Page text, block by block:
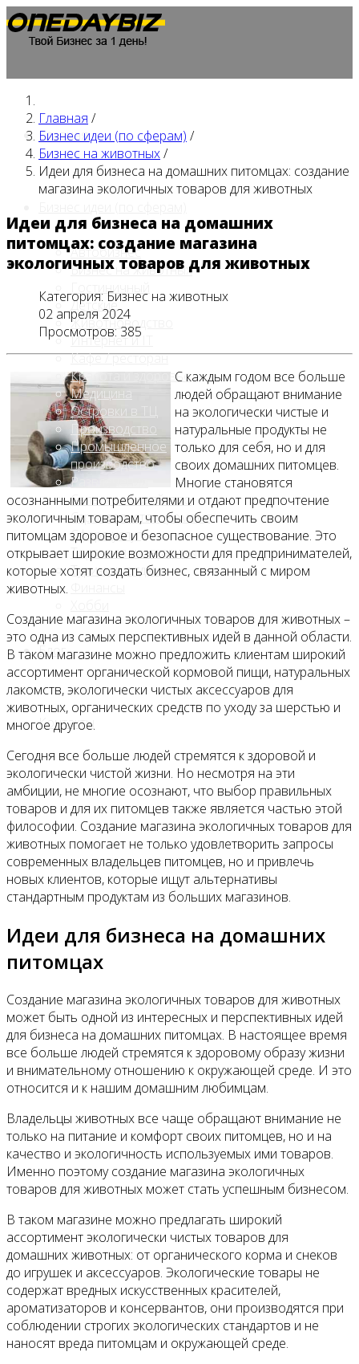
Главная
Автобизнес
Бизнес на животных
Гостиничный
Детские
Животноводство
Интернет и IT
Кафе / ресторан
Красота и здоровье
Медицина
Островки в ТЦ
Производство
Промышленное
производство
Развлечения
Сельское хозяйство
Строительство, ремонт
Сфера услуг
Торговля и магазины
Туризм и отдых
Блог
Контакты
Главная /
Бизнес идеи (по сферам) /
Бизнес на животных/
Идеи для бизнеса на домашних питомцах: создание
магазина экологичных товаров для животных
Идеи для бизнеса на домашних
питомцах: создание магазина
экологичных товаров для животных
Категория: Бизнес на животных
02 апреля 2024
Просмотров: 385
С каждым годом все больше
людей обращают внимание
на экологически чистые и
натуральные продукты не
только для себя, но и для
своих домашних питомцев.
Многие становятся
осознанными потребителями и отдают предпочтение
экологичным товарам, чтобы обеспечить своим
питомцам здоровое и безопасное существование. Это
открывает широкие возможности для предпринимателей,
которые хотят создать бизнес, связанный с миром
животных.
Создание магазина экологичных товаров для животных –
это одна из самых перспективных идей в данной области.
В таком магазине можно предложить клиентам широкий
ассортимент органической кормовой пищи, натуральных
лакомств, экологически чистых аксессуаров для
животных, органических средств по уходу за шерстью и
многое другое.
Сегодня все больше людей стремятся к здоровой и
экологически чистой жизни. Но несмотря на эти
амбиции, не многие осознают, что выбор правильных
товаров и для их питомцев также является частью этой
философии. Создание магазина экологичных товаров для
животных помогает не только удовлетворить запросы
современных владельцев питомцев, но и привлечь
новых клиентов, которые ищут альтернативы
стандартным продуктам из больших магазинов.
Идеи для бизнеса на домашних
питомцах
Создание магазина экологичных товаров для животных
может быть одной из интересных и перспективных идей
для бизнеса на домашних питомцах. В настоящее время
все больше людей стремятся к здоровому образу жизни
и внимательному отношению к окружающей среде. И это
относится и к нашим домашним любимцам.
Владельцы животных все чаще обращают внимание не
только на питание и комфорт своих питомцев, но и на
качество и экологичность используемых ими товаров.
Именно поэтому создание магазина экологичных
товаров для животных может стать успешным бизнесом.
В таком магазине можно предлагать широкий
ассортимент экологически чистых товаров для
домашних животных: от органического корма и снеков
до игрушек и аксессуаров. Экологические товары не
содержат вредных искусственных красителей,
ароматизаторов и консервантов, они производятся при
соблюдении строгих экологических стандартов и не
наносят вреда питомцам и окружающей среде.